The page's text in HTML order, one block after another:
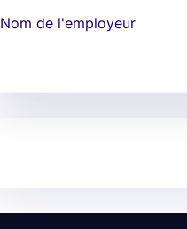
Nom de l'employeur